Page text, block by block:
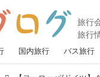
国内旅行 バス旅行